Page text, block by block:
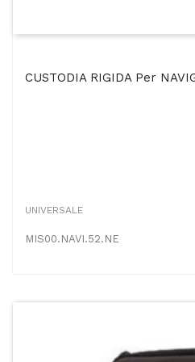
UNIVERSALE
MIS00.NAVI.52.NE